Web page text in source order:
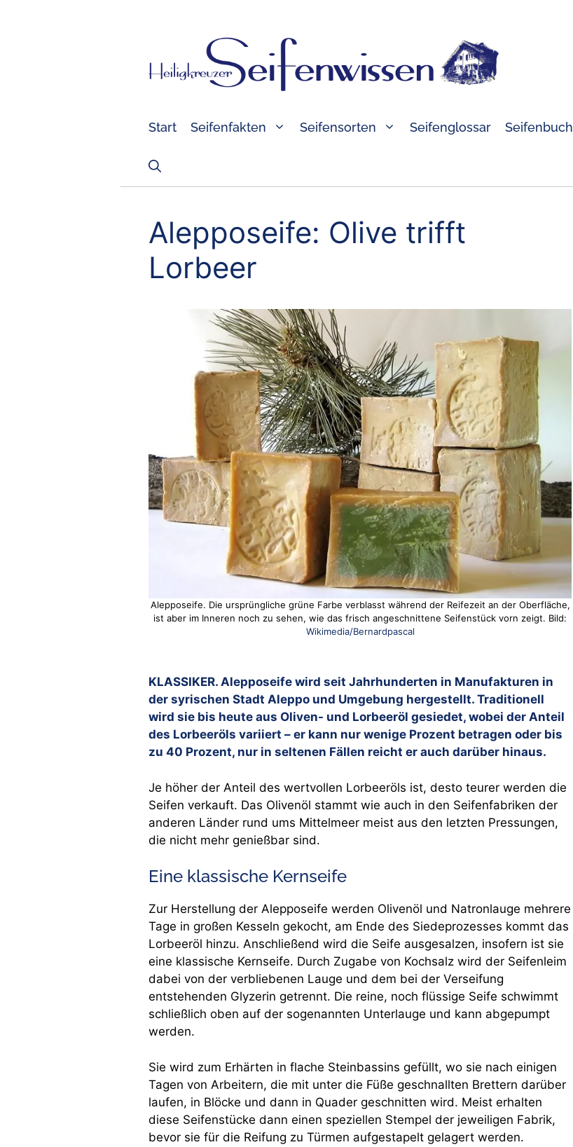
Start Seifenfakten Seifensorten Seifenglossar Seifenbuch
Alepposeife: Olive trifft
Lorbeer
Alepposeife. Die ursprüngliche grüne Farbe verblasst während der Reifezeit an der Oberfläche,
ist aber im Inneren noch zu sehen, wie das frisch angeschnittene Seifenstück vorn zeigt. Bild:
Wikimedia/Bernardpascal
KLASSIKER. Alepposeife wird seit Jahrhunderten in Manufakturen in
der syrischen Stadt Aleppo und Umgebung hergestellt. Traditionell
wird sie bis heute aus Oliven- und Lorbeeröl gesiedet, wobei der Anteil
des Lorbeeröls variiert – er kann nur wenige Prozent betragen oder bis
zu 40 Prozent, nur in seltenen Fällen reicht er auch darüber hinaus.
Je höher der Anteil des wertvollen Lorbeeröls ist, desto teurer werden die
Seifen verkauft. Das Olivenöl stammt wie auch in den Seifenfabriken der
anderen Länder rund ums Mittelmeer meist aus den letzten Pressungen,
die nicht mehr genießbar sind.
Eine klassische Kernseife
Zur Herstellung der Alepposeife werden Olivenöl und Natronlauge mehrere
Tage in großen Kesseln gekocht, am Ende des Siedeprozesses kommt das
Lorbeeröl hinzu. Anschließend wird die Seife ausgesalzen, insofern ist sie
eine klassische Kernseife. Durch Zugabe von Kochsalz wird der Seifenleim
dabei von der verbliebenen Lauge und dem bei der Verseifung
entstehenden Glyzerin getrennt. Die reine, noch flüssige Seife schwimmt
schließlich oben auf der sogenannten Unterlauge und kann abgepumpt
werden.
Sie wird zum Erhärten in flache Steinbassins gefüllt, wo sie nach einigen
Tagen von Arbeitern, die mit unter die Füße geschnallten Brettern darüber
laufen, in Blöcke und dann in Quader geschnitten wird. Meist erhalten
diese Seifenstücke dann einen speziellen Stempel der jeweiligen Fabrik,
bevor sie für die Reifung zu Türmen aufgestapelt gelagert werden.